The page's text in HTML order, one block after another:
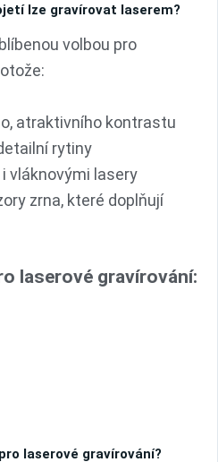
lze gravírovat laserem?
volbou pro
atraktivního kontrastu
rytiny
vláknovými lasery
zrna, které doplňují
laserové gravírování:
laserové gravírování?